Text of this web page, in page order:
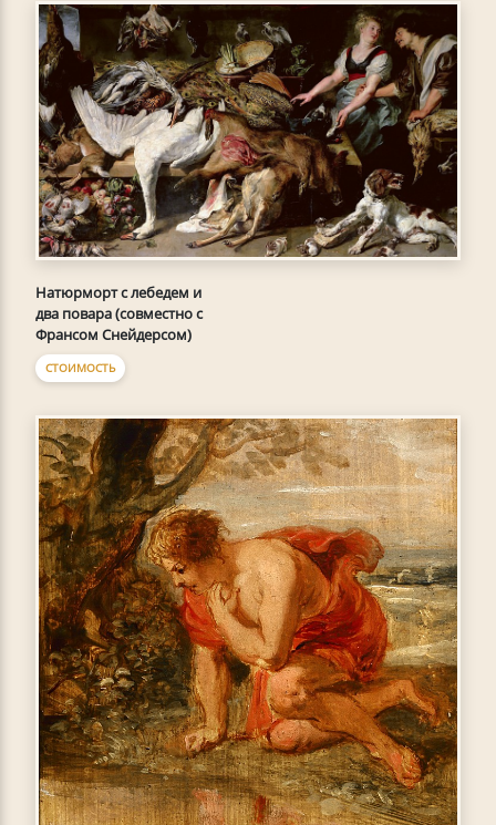
Натюрморт с лебедем и
два повара (совместно с
Франсом Снейдерсом)
СТОИМОСТЬ